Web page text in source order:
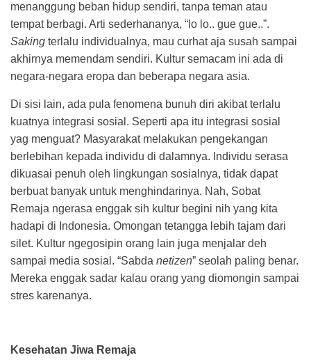
menanggung beban hidup sendiri, tanpa teman atau
tempat berbagi. Arti sederhananya, “lo lo.. gue gue..”.
Saking terlalu individualnya, mau curhat aja susah sampai
akhirnya memendam sendiri. Kultur semacam ini ada di
negara-negara eropa dan beberapa negara asia.
Di sisi lain, ada pula fenomena bunuh diri akibat terlalu
kuatnya integrasi sosial. Seperti apa itu integrasi sosial
yag menguat? Masyarakat melakukan pengekangan
berlebihan kepada individu di dalamnya. Individu serasa
dikuasai penuh oleh lingkungan sosialnya, tidak dapat
berbuat banyak untuk menghindarinya. Nah, Sobat
Remaja ngerasa enggak sih kultur begini nih yang kita
hadapi di Indonesia. Omongan tetangga lebih tajam dari
silet. Kultur ngegosipin orang lain juga menjalar deh
sampai media sosial. “Sabda netizen” seolah paling benar.
Mereka enggak sadar kalau orang yang diomongin sampai
stres karenanya.
Kesehatan Jiwa Remaja